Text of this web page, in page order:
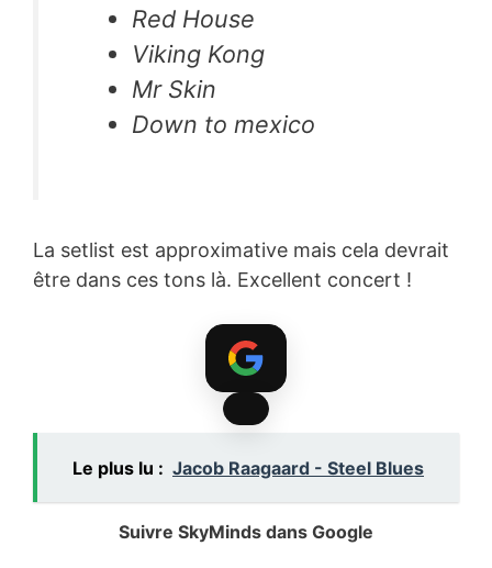
Red House
Viking Kong
Mr Skin
Down to mexico
La setlist est approximative mais cela devrait
être dans ces tons là. Excellent concert !
Le plus lu : Jacob Raagaard - Steel Blues
Suivre SkyMinds dans Google